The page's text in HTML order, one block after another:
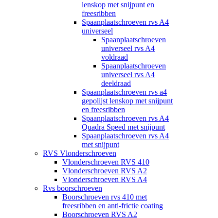
lenskop met snijpunt en
freesribben
Spaanplaatschroeven rvs A4
universeel
Spaanplaatschroeven
universeel rvs A4
voldraad
Spaanplaatschroeven
universeel rvs A4
deeldraad
Spaanplaatschroeven rvs a4
gepolijst lenskop met snijpunt
en freesribben
Spaanplaatschroeven rvs A4
Quadra Speed met snijpunt
Spaanplaatschroeven rvs A4
met snijpunt
RVS Vlonderschroeven
Vlonderschroeven RVS 410
Vlonderschroeven RVS A2
Vlonderschroeven RVS A4
Rvs boorschroeven
Boorschroeven rvs 410 met
freesribben en anti-frictie coating
Boorschroeven RVS A2